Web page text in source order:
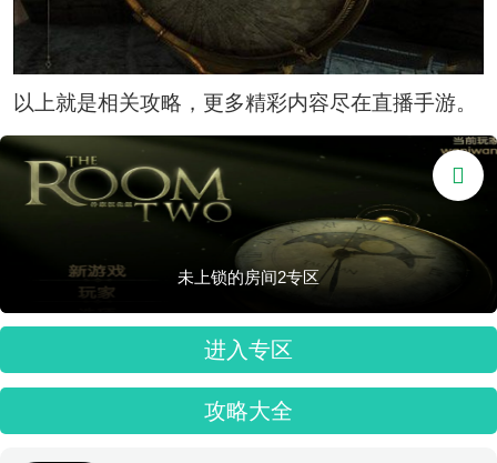
以上就是相关攻略，更多精彩内容尽在直播手游。
未上锁的房间2专区

进入专区
攻略大全